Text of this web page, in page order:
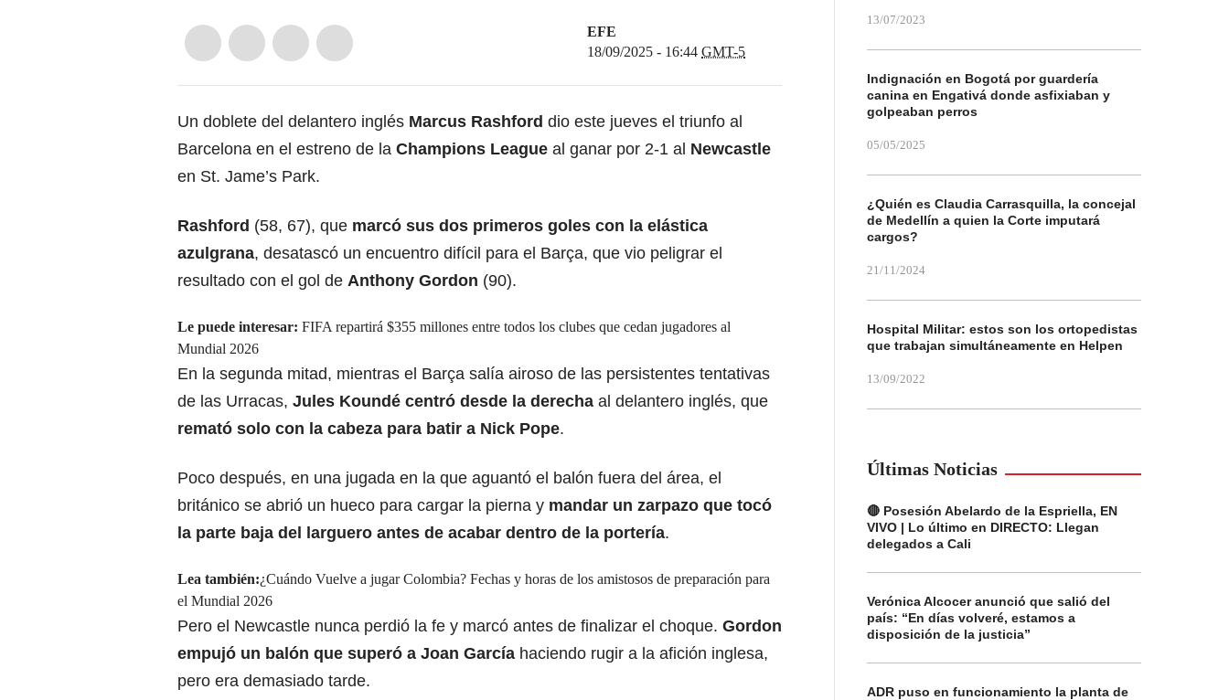
EFE
18/09/2025 - 16:44 GMT-5
Un doblete del delantero inglés Marcus Rashford dio este jueves el triunfo al
Barcelona en el estreno de la Champions League al ganar por 2-1 al Newcastle
en St. Jame’s Park.
Rashford (58, 67), que marcó sus dos primeros goles con la elástica
azulgrana, desatascó un encuentro difícil para el Barça, que vio peligrar el
resultado con el gol de Anthony Gordon (90).
Le puede interesar: FIFA repartirá $355 millones entre todos los clubes que cedan jugadores al
Mundial 2026
En la segunda mitad, mientras el Barça salía airoso de las persistentes tentativas
de las Urracas, Jules Koundé centró desde la derecha al delantero inglés, que
remató solo con la cabeza para batir a Nick Pope.
Poco después, en una jugada en la que aguantó el balón fuera del área, el
británico se abrió un hueco para cargar la pierna y mandar un zarpazo que tocó
la parte baja del larguero antes de acabar dentro de la portería.
Lea también:¿Cuándo Vuelve a jugar Colombia? Fechas y horas de los amistosos de preparación para
el Mundial 2026
Pero el Newcastle nunca perdió la fe y marcó antes de finalizar el choque. Gordon
empujó un balón que superó a Joan García haciendo rugir a la afición inglesa,
pero era demasiado tarde.
13/07/2023
Indignación en Bogotá por guardería
canina en Engativá donde asfixiaban y
golpeaban perros
05/05/2025
¿Quién es Claudia Carrasquilla, la concejal
de Medellín a quien la Corte imputará
cargos?
21/11/2024
Hospital Militar: estos son los ortopedistas
que trabajan simultáneamente en Helpen
13/09/2022
Últimas Noticias
🔴 Posesión Abelardo de la Espriella, EN
VIVO | Lo último en DIRECTO: Llegan
delegados a Cali
Verónica Alcocer anunció que salió del
país: “En días volveré, estamos a
disposición de la justicia”
ADR puso en funcionamiento la planta de